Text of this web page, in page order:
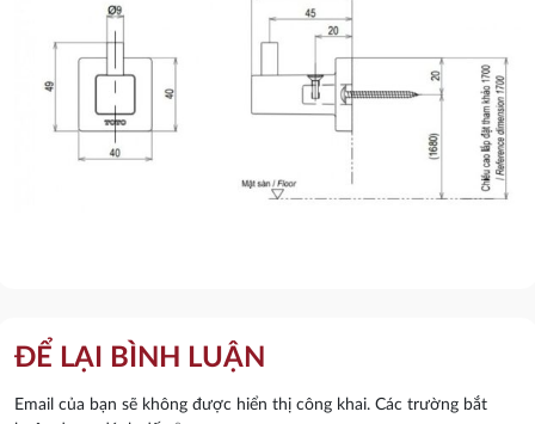
ĐỂ LẠI BÌNH LUẬN
Email của bạn sẽ không được hiển thị công khai. Các trường bắt